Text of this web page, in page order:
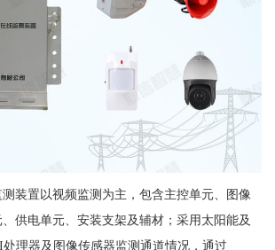
装置以视频监测为主，包含主控单元、图像
供电单元、安装支架及辅材；采用太阳能及
理器及图像传感器监测通道情况，通过